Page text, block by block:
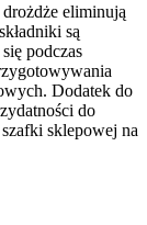
drożdże eliminują
są
podczas
Dodatek do
do
sklepowej na